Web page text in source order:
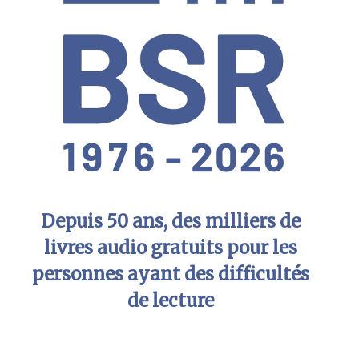
Depuis 50 ans, des milliers de
livres audio gratuits pour les
personnes ayant des difficultés
de lecture